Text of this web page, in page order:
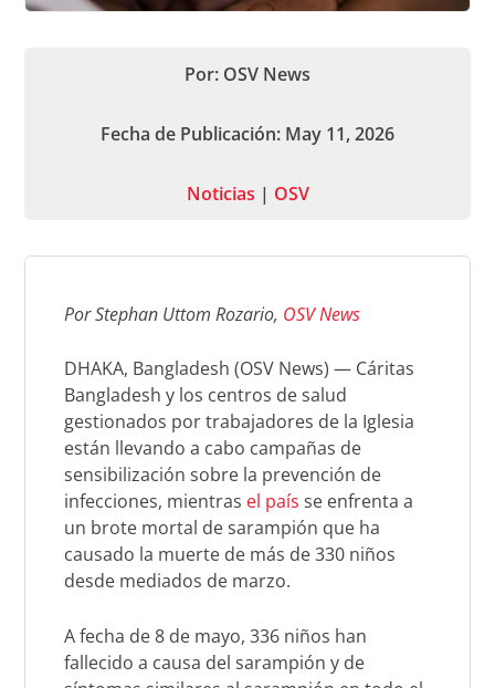
Por: OSV News
Fecha de Publicación: May 11, 2026
Noticias | OSV
Por Stephan Uttom Rozario, OSV News
DHAKA, Bangladesh (OSV News) — Cáritas
Bangladesh y los centros de salud
gestionados por trabajadores de la Iglesia
están llevando a cabo campañas de
sensibilización sobre la prevención de
infecciones, mientras el país se enfrenta a
un brote mortal de sarampión que ha
causado la muerte de más de 330 niños
desde mediados de marzo.
A fecha de 8 de mayo, 336 niños han
fallecido a causa del sarampión y de